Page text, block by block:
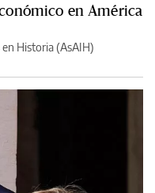
en América
Historia (AsAIH)